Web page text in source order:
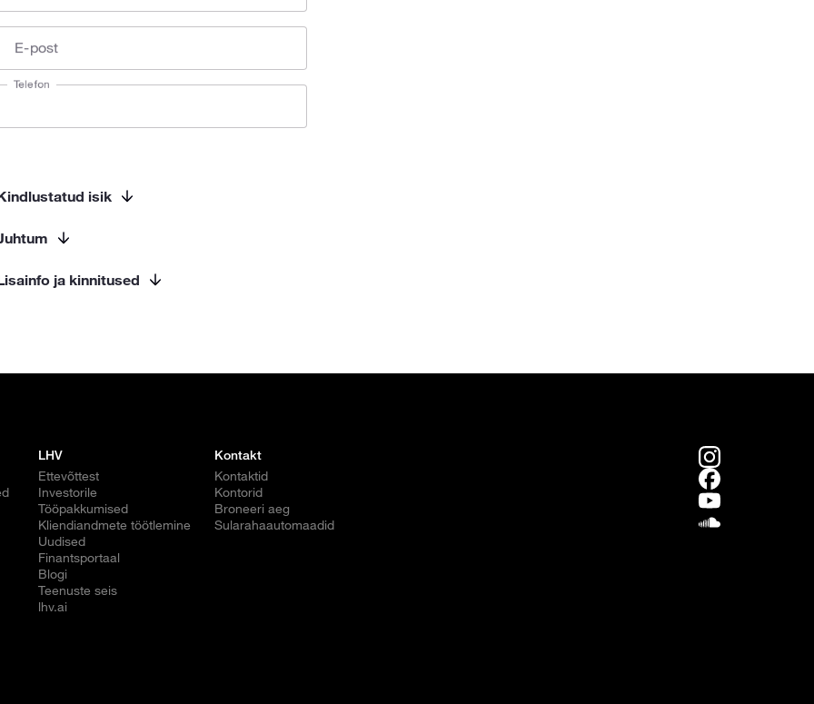
E-post
Telefon
isik
ja kinnitused
LHV
Ettevõttest
Investorile
Tööpakkumised
Kliendiandmete töötlemine
Uudised
Finantsportaal
Blogi
Teenuste seis
lhv.ai
Kontakt
Kontaktid
Kontorid
Broneeri aeg
Sularahaautomaadid